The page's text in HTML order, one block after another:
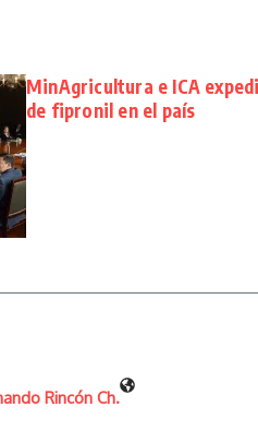
MinAgricultura e ICA
de fipronil en el país
Rincón Ch.